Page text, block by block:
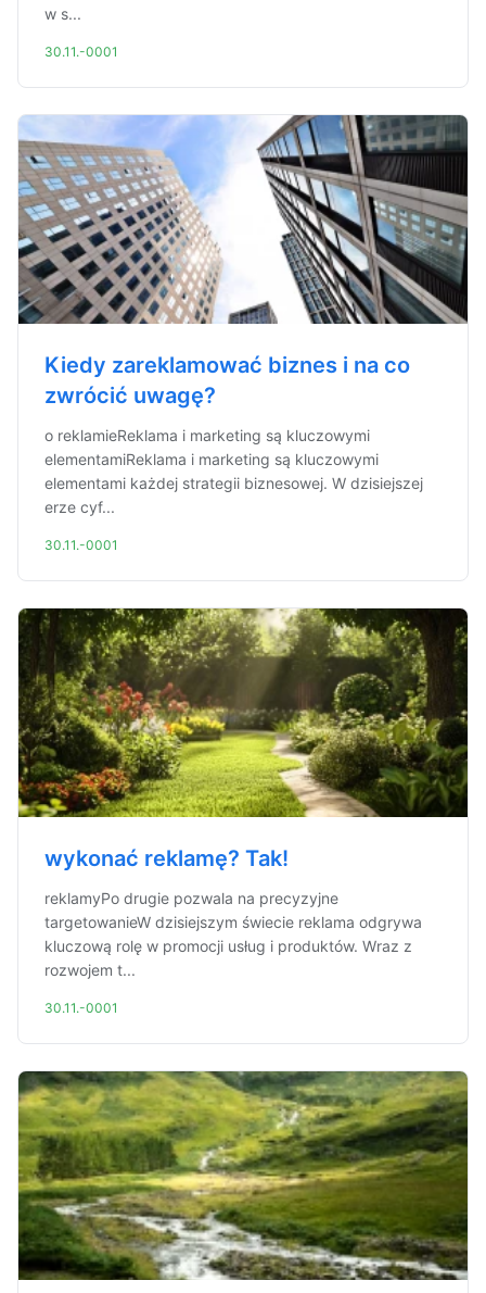
w s...
30.11.-0001
Kiedy zareklamować biznes i na co
zwrócić uwagę?
o reklamieReklama i marketing są kluczowymi
elementamiReklama i marketing są kluczowymi
elementami każdej strategii biznesowej. W dzisiejszej
erze cyf...
30.11.-0001
wykonać reklamę? Tak!
reklamyPo drugie pozwala na precyzyjne
targetowanieW dzisiejszym świecie reklama odgrywa
kluczową rolę w promocji usług i produktów. Wraz z
rozwojem t...
30.11.-0001